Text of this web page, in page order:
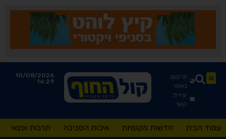
פרסום
באתר
יצירת
קשר
10/08/2026
16:29
עמוד הבית חדשות מקומיות איכות הסביבה תרבות ופנאי